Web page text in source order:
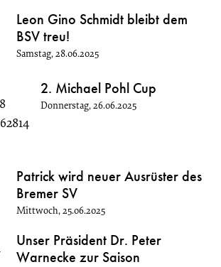
Leon Gino Schmidt bleibt dem
BSV treu!
Samstag, 28.06.2025
2. Michael Pohl Cup
Donnerstag, 26.06.2025
Patrick wird neuer Ausrüster des
Bremer SV
Mittwoch, 25.06.2025
Unser Präsident Dr. Peter
Warnecke zur Saison